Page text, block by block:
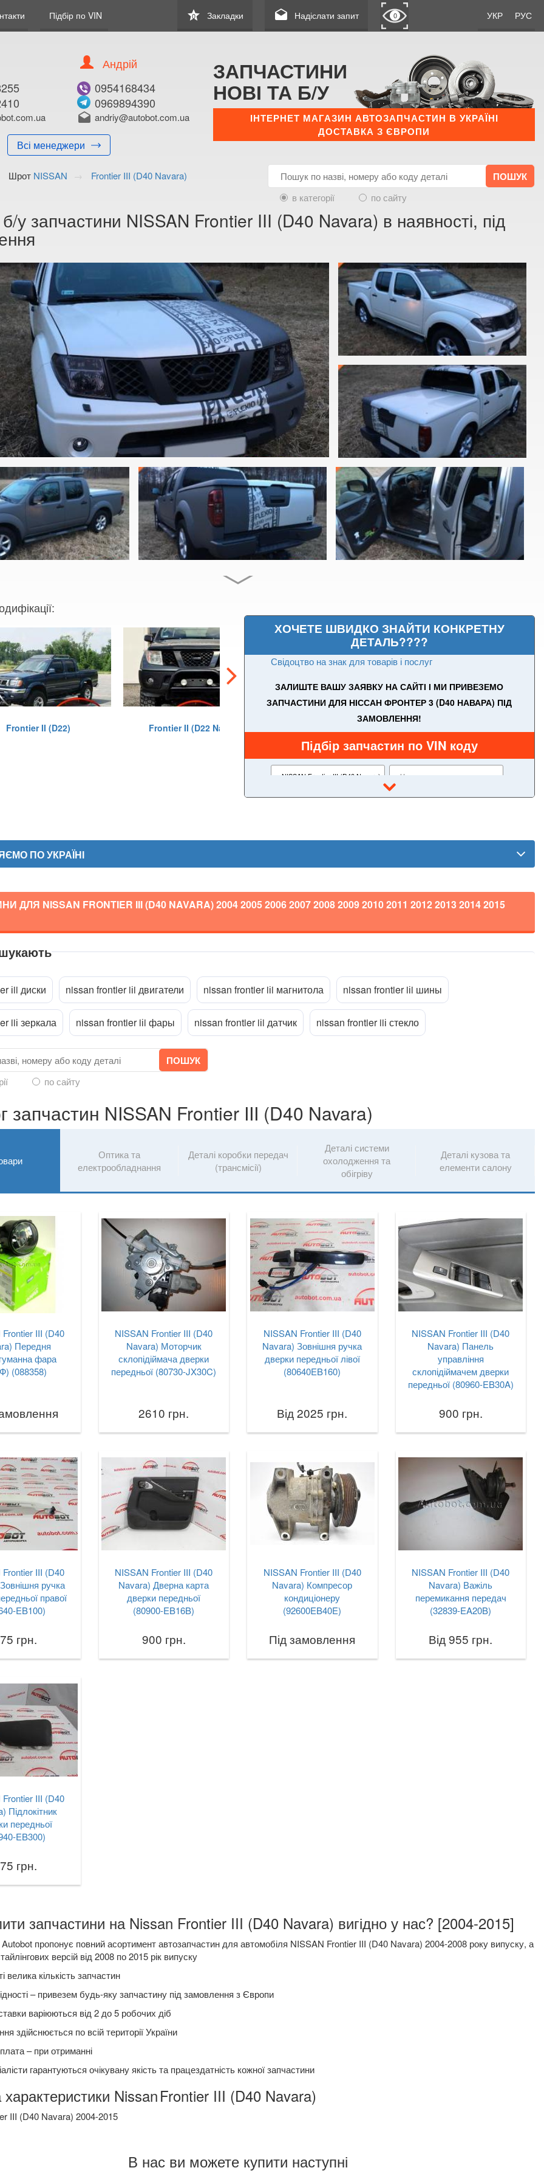
Підбір по VIN УКР РУС
star
0 Закладки drafts Надіслати запит 0
Всі менеджери
Андрій
0954168434
0969894390
drafts andriy@autobot.com.ua
ЗАПЧАСТИНИ
НОВІ ТА Б/У
ІНТЕРНЕТ МАГАЗИН АВТОЗАПЧАСТИН В УКРАЇНІ
ДОСТАВКА З ЄВРОПИ
Шрот NISSAN
Frontier III (D40 Navara)
в категорії
по сайту
у запчастини NISSAN Frontier III (D40 Navara) в наявності, під
Frontier II (D22) Frontier II (D22 Navara)
ХОЧЕТЕ ШВИДКО ЗНАЙТИ КОНКРЕТНУ
ДЕТАЛЬ????
Свідоцтво на знак для товарів і послуг
ЗАЛИШТЕ ВАШУ ЗАЯВКУ НА САЙТІ І МИ ПРИВЕЗЕМО
ЗАПЧАСТИНИ ДЛЯ НІССАН ФРОНТЕР 3 (D40 НАВАРА) ПІД
ЗАМОВЛЕННЯ!
Підбір запчастин по VIN коду
ПО УКРАЇНІ
ДЛЯ NISSAN FRONTIER III (D40 NAVARA)2004 2005 2006 2007 2008 2009 2010 2011 2012 2013 2014 2015
іii диски nissan frontier iіi двигатели nissan frontier iіi магнитола nissan frontier iіi шины
iiі зеркала nissan frontier iіi фары nissan frontier iіi датчик nissan frontier iiі стекло
по сайту
запчастин NISSAN Frontier III (D40 Navara)
Оптика та
електрообладнання
Деталі коробки передач
(трансмісії)
Деталі системи
охолодження та
обігріву
Деталі кузова та
елементи салону
III (D40
Передня
фара
(088358)
NISSAN Frontier III (D40
Navara) Моторчик
склопідіймача дверки
передньої (80730-JX30C)
2610 грн.
NISSAN Frontier III (D40
Navara) Зовнішня ручка
дверки передньої лівої
(80640EB160)
Від 2025 грн.
NISSAN Frontier III (D40
Navara) Панель
управління
склопідіймачем дверки
передньої (80960-EB30A)
900 грн.
III (D40
ручка
правої
EB100)
грн.
NISSAN Frontier III (D40
Navara) Дверна карта
дверки передньої
(80900-EB16B)
900 грн.
NISSAN Frontier III (D40
Navara) Компресор
кондиціонеру
(92600EB40E)
Під замовлення
NISSAN Frontier III (D40
Navara) Важіль
перемикання передач
(32839-EA20B)
Від 955 грн.
III (D40
Підлокітник
передньої
EB300)
грн.
запчастини на Nissan Frontier III (D40 Navara) вигідно у нас? [2004-2015]
пропонує повний асортимент автозапчастин для автомобіля NISSAN Frontier III (D40 Navara) 2004-2008 року випуску, а
версій від 2008 по 2015 рік випуску
велика кількість запчастин
– привезем будь-яку запчастину під замовлення з Європи
варіюються від 2 до 5 робочих діб
здійснюється по всій території України
– при отриманні
гарантуються очікувану якість та працездатність кожної запчастини
NissanFrontier III (D40 Navara)
III (D40 Navara) 2004-2015
В нас ви можете купити наступні